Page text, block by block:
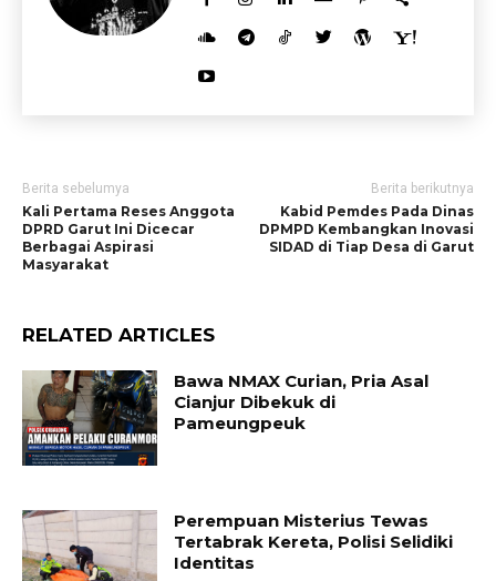
Berita sebelumya
Kali Pertama Reses Anggota
DPRD Garut Ini Dicecar
Berbagai Aspirasi
Masyarakat
Berita berikutnya
Kabid Pemdes Pada Dinas
DPMPD Kembangkan Inovasi
SIDAD di Tiap Desa di Garut
RELATED ARTICLES
Bawa NMAX Curian, Pria Asal
Cianjur Dibekuk di
Pameungpeuk
Perempuan Misterius Tewas
Tertabrak Kereta, Polisi Selidiki
Identitas